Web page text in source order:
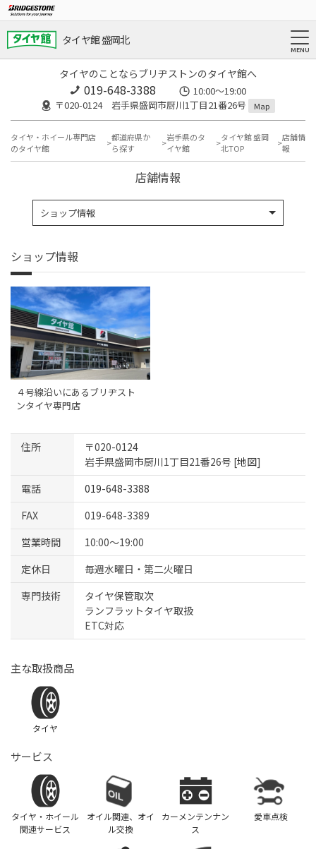
タイヤ館 盛岡北
タイヤのことならブリヂストンのタイヤ館へ
019-648-3388
10:00～19:00
〒020-0124 岩手県盛岡市厨川1丁目21番26号
Map
タイヤ・ホイール専門店
のタイヤ館
都道府県か
ら探す
岩手県のタ
イヤ館
タイヤ館 盛岡
北TOP
店舗情
報
店舗情報
ショップ情報
ショップ情報
４号線沿いにあるブリヂスト
ンタイヤ専門店
住所
〒020-0124
岩手県盛岡市厨川1丁目21番26号 [地図]
電話
019-648-3388
FAX
019-648-3389
営業時間
10:00～19:00
定休日
毎週水曜日・第二火曜日
専門技術
タイヤ保管取次
ランフラットタイヤ取扱
ETC対応
主な取扱商品
タイヤ
サービス
タイヤ・ホイール
関連サービス
オイル関連、オイ
ル交換
カーメンテンナン
ス
愛車点検